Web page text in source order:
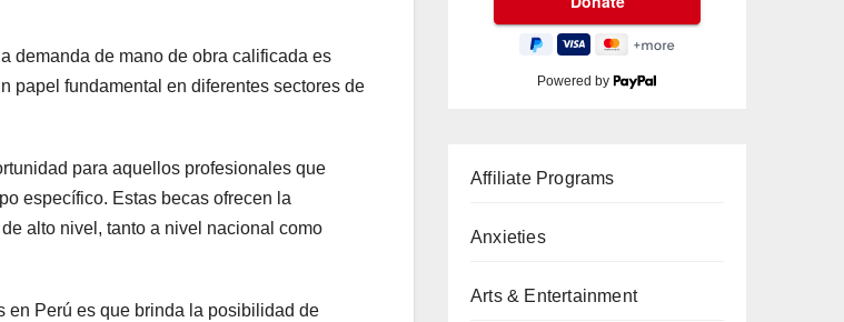
demanda de mano de obra calificada es
papel fundamental en diferentes sectores de
para aquellos profesionales que
específico. Estas becas ofrecen la
alto nivel, tanto a nivel nacional como
en Perú es que brinda la posibilidad de
Powered by
Affiliate Programs
Anxieties
Arts & Entertainment